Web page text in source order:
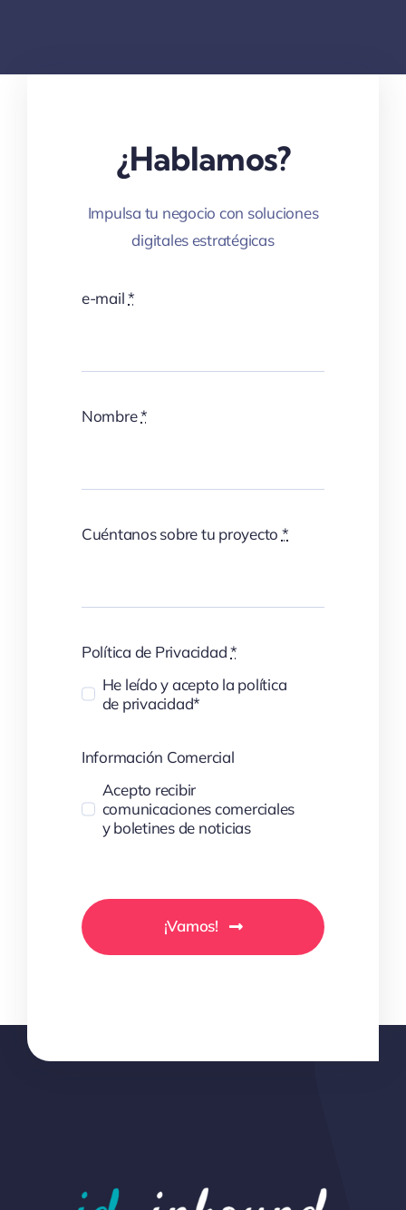
¿Hablamos?
Impulsa tu negocio con soluciones
digitales estratégicas
e-mail*
Nombre*
Cuéntanos sobre tu proyecto *
Política de Privacidad*
He leído y acepto la política
de privacidad*
Información Comercial
Acepto recibir
comunicaciones comerciales
y boletines de noticias
¡Vamos!